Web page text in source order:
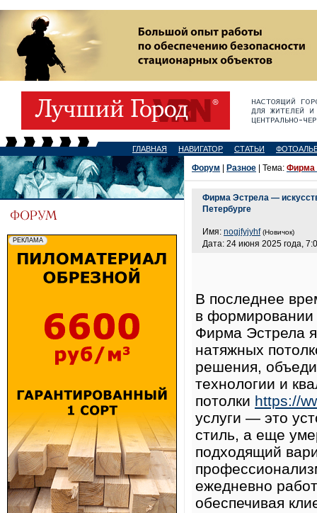
ГЛАВНАЯ НАВИГАТОР СТАТЬИ
Форум Разное | Тема: Фирма
Фирма Эстрела —
Петербурге
Имя: nogjfyjyhf (Новичок)
Дата: 24 июня 2025 года,
В последнее
в
Фирма Эстрела
натяжных
решения,
технологии и
потолки https://
услуги — это
стиль, а еще
подходящий
ежедневно
обеспечивая